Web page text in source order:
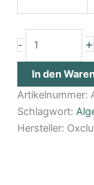
- +
In den
Artikelnummer:
Schlagwort:
Hersteller: